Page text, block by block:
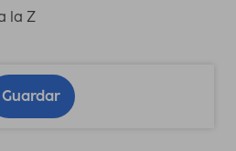
la Z
Guardar